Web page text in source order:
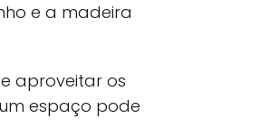
e a madeira
aproveitar os
espaço pode